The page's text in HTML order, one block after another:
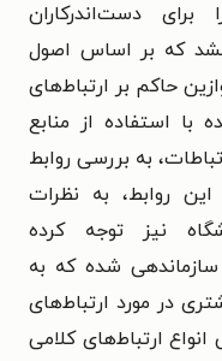
برای دست‌اندرکاران
که بر اساس اصول
حاکم بر ارتباط‌های
با استفاده از منابع
به بررسی روابط
این روابط، به نظرات
نیز توجه کرده
شده که به
در مورد ارتباط‌های
ارتباط‌های کلامی